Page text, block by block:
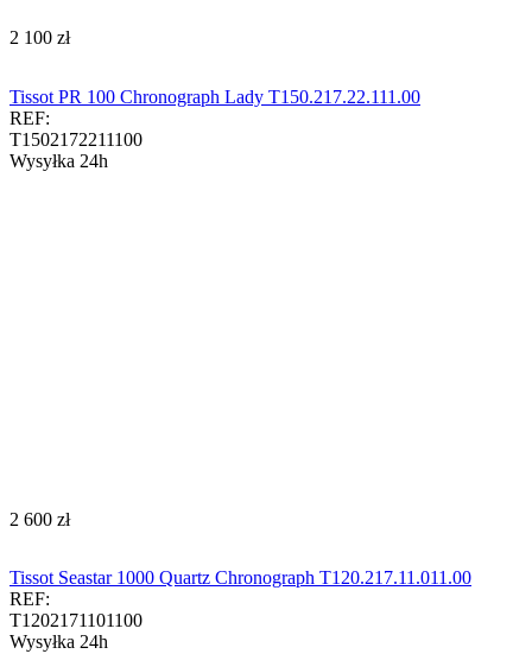
‍2 100‍ zł
Tissot PR 100 Chronograph Lady T150.217.22.111.00
REF:
T1502172211100
Wysyłka 24h
‍2 600‍ zł
Tissot Seastar 1000 Quartz Chronograph T120.217.11.011.00​​​
REF:
T1202171101100
Wysyłka 24h